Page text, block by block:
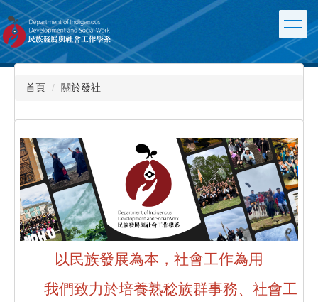
跳
到
主
要
內
首頁 關於發社
以民族發展為本，社會工作為用
我們致力於培養熟稔族群事務、社會工